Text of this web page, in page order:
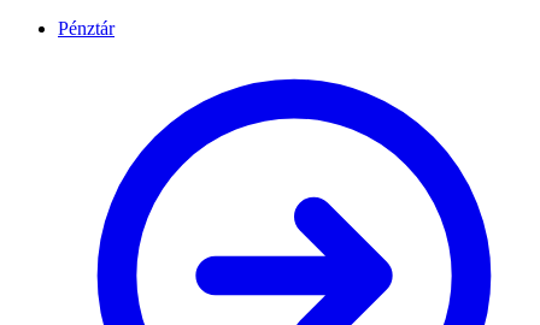
Pénztár